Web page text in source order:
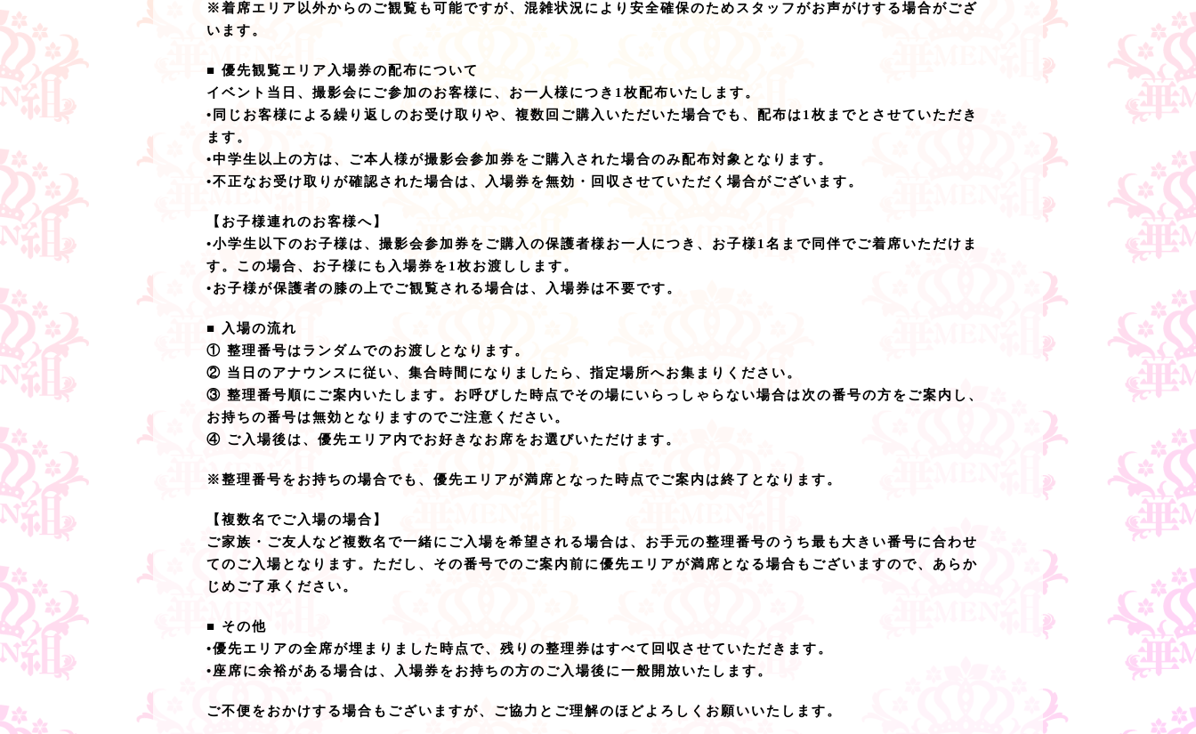
※着席エリア以外からのご観覧も可能ですが、混雑状況により安全確保のためスタッフがお声がけする場合がござ
います。
■ 優先観覧エリア入場券の配布について
イベント当日、撮影会にご参加のお客様に、お一人様につき1枚配布いたします。
•同じお客様による繰り返しのお受け取りや、複数回ご購入いただいた場合でも、配布は1枚までとさせていただき
ます。
•中学生以上の方は、ご本人様が撮影会参加券をご購入された場合のみ配布対象となります。
•不正なお受け取りが確認された場合は、入場券を無効・回収させていただく場合がございます。
【お子様連れのお客様へ】
•小学生以下のお子様は、撮影会参加券をご購入の保護者様お一人につき、お子様1名まで同伴でご着席いただけま
す。この場合、お子様にも入場券を1枚お渡しします。
•お子様が保護者の膝の上でご観覧される場合は、入場券は不要です。
■ 入場の流れ
① 整理番号はランダムでのお渡しとなります。
② 当日のアナウンスに従い、集合時間になりましたら、指定場所へお集まりください。
③ 整理番号順にご案内いたします。お呼びした時点でその場にいらっしゃらない場合は次の番号の方をご案内し、
お持ちの番号は無効となりますのでご注意ください。
④ ご入場後は、優先エリア内でお好きなお席をお選びいただけます。
※整理番号をお持ちの場合でも、優先エリアが満席となった時点でご案内は終了となります。
【複数名でご入場の場合】
ご家族・ご友人など複数名で一緒にご入場を希望される場合は、お手元の整理番号のうち最も大きい番号に合わせ
てのご入場となります。ただし、その番号でのご案内前に優先エリアが満席となる場合もございますので、あらか
じめご了承ください。
■ その他
•優先エリアの全席が埋まりました時点で、残りの整理券はすべて回収させていただきます。
•座席に余裕がある場合は、入場券をお持ちの方のご入場後に一般開放いたします。
ご不便をおかけする場合もございますが、ご協力とご理解のほどよろしくお願いいたします。